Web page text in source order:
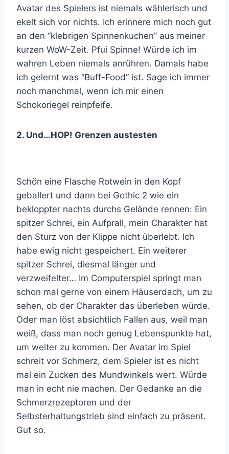
Avatar des Spielers ist niemals wählerisch und
ekelt sich vor nichts. Ich erinnere mich noch gut
an den “klebrigen Spinnenkuchen” aus meiner
kurzen WoW-Zeit. Pfui Spinne! Würde ich im
wahren Leben niemals anrühren. Damals habe
ich gelernt was “Buff-Food” ist. Sage ich immer
noch manchmal, wenn ich mir einen
Schokoriegel reinpfeife.
2. Und…HOP! Grenzen austesten
Schön eine Flasche Rotwein in den Kopf
geballert und dann bei Gothic 2 wie ein
bekloppter nachts durchs Gelände rennen: Ein
spitzer Schrei, ein Aufprall, mein Charakter hat
den Sturz von der Klippe nicht überlebt. Ich
habe ewig nicht gespeichert. Ein weiterer
spitzer Schrei, diesmal länger und
verzweifelter… Im Computerspiel springt man
schon mal gerne von einem Häuserdach, um zu
sehen, ob der Charakter das überleben würde.
Oder man löst absichtlich Fallen aus, weil man
weiß, dass man noch genug Lebenspunkte hat,
um weiter zu kommen. Der Avatar im Spiel
schreit vor Schmerz, dem Spieler ist es nicht
mal ein Zucken des Mundwinkels wert. Würde
man in echt nie machen. Der Gedanke an die
Schmerzrezeptoren und der
Selbsterhaltungstrieb sind einfach zu präsent.
Gut so.